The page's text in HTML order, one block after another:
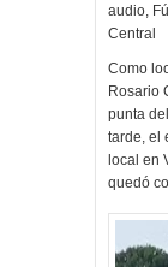
audio,
Central
Como
Rosario
punta
tarde, el
local en
quedó